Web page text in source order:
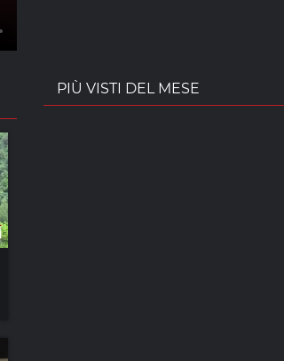
PIÙ VISTI DEL MESE